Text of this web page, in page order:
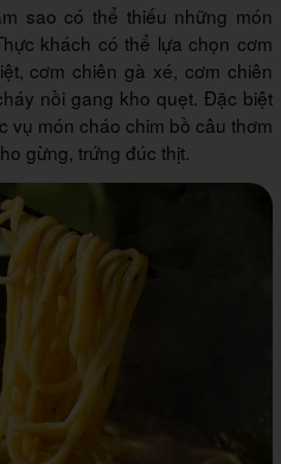
sao có thể thiếu những món
khách có thể lựa chọn cơm
cơm chiên gà xé, cơm chiên
nồi gang kho quẹt. Đặc biệt
vụ món cháo chim bồ câu thơm
gừng, trứng đúc thịt.